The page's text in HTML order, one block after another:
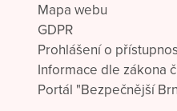
Mapa webu
GDPR
Prohlášení o
Informace dle zákona
Portál "Bezpečnější